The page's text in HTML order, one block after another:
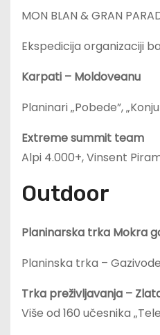
MON BLAN & GRAN
Ekspedicija organizaciji
Karpati – Moldoveanu
Planinari „Pobede”,
Extreme summit team
Alpi 4.000+, Vinsent
Outdoor
Planinarska trka Mokra
Planinska trka –
Trka preživljavanja –
Više od 160 učesnika